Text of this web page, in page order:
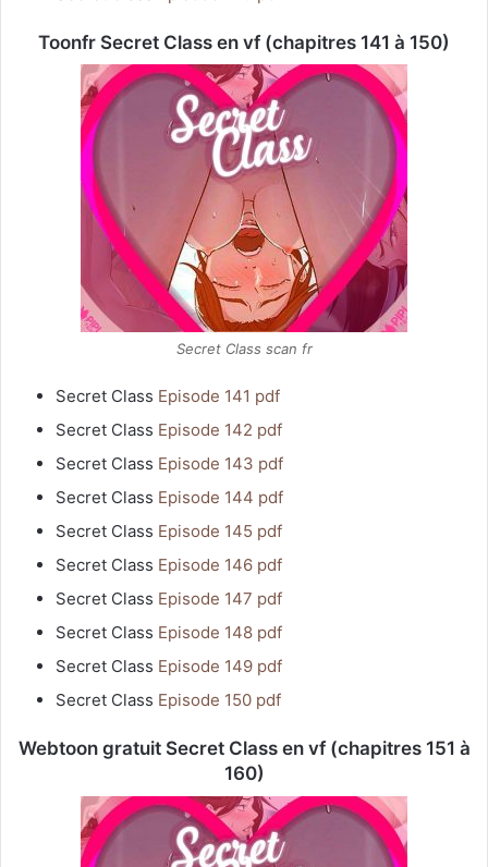
Toonfr Secret Class en vf (chapitres 141 à 150)
Secret Class scan fr
Secret Class Episode 141 pdf
Secret Class Episode 142 pdf
Secret Class Episode 143 pdf
Secret Class Episode 144 pdf
Secret Class Episode 145 pdf
Secret Class Episode 146 pdf
Secret Class Episode 147 pdf
Secret Class Episode 148 pdf
Secret Class Episode 149 pdf
Secret Class Episode 150 pdf
Webtoon gratuit Secret Class en vf (chapitres 151 à
160)